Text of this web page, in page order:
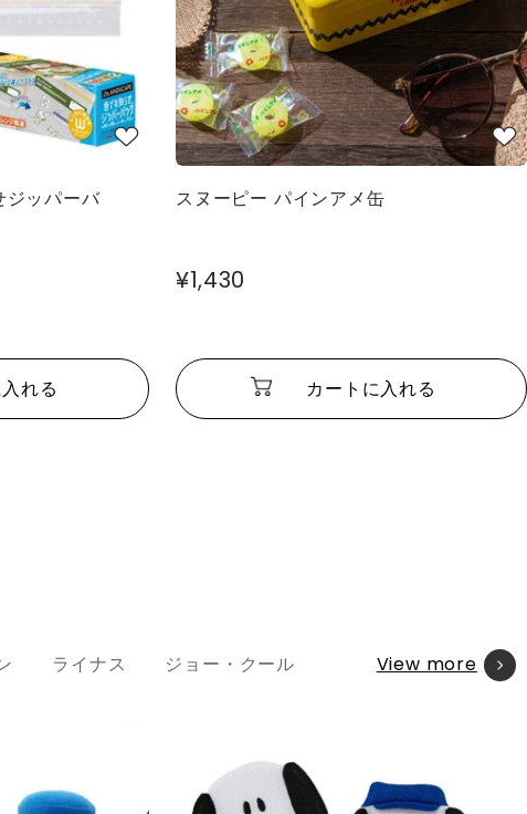
ジッパーバ
れる
スヌーピー パインアメ缶
¥1,430
カートに入れる
ライナス ジョー・クール View more